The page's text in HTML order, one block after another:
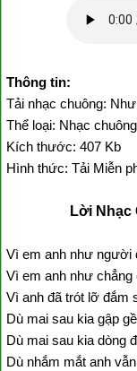
Thông tin:
Tải nhạc chuông:
Thể loại: Nhạc
Kích thước: 407 Kb
Hình thức: Tải Miễn
Lời
Vì em anh như người
Vì em anh như chẳng
Vì anh đã trót lỡ đắm
Dù mai sau kia gập
Dù mai sau kia dòng
Dù nhắm mắt anh